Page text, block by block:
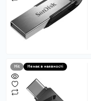
Hit Немає в наявності